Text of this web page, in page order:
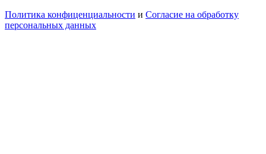
Политика конфиценциальности и Согласие на обработку
персональных данных